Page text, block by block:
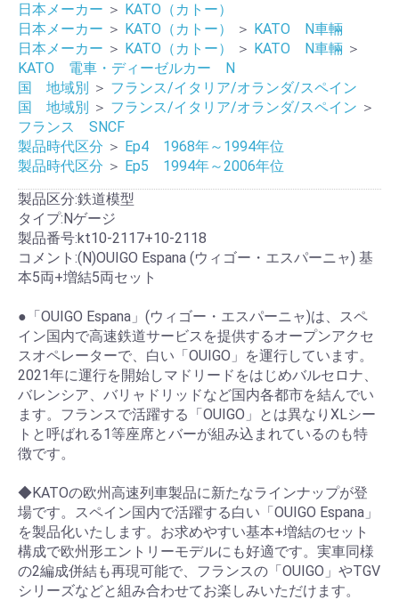
日本メーカー ＞ KATO（カトー）
日本メーカー ＞ KATO（カトー） ＞ KATO N車輛
日本メーカー ＞ KATO（カトー） ＞ KATO N車輛 ＞
KATO 電車・ディーゼルカー N
国 地域別
＞ フランス/イタリア/オランダ/スペイン
国 地域別
＞ フランス/イタリア/オランダ/スペイン ＞
フランス SNCF
製品時代区分 ＞ Ep4 1968年～1994年位
製品時代区分 ＞ Ep5 1994年～2006年位
製品区分:鉄道模型
タイプ:Nゲージ
製品番号:kt10-2117+10-2118
コメント:(N)OUIGO Espana (ウィゴー・エスパーニャ) 基
本5両+増結5両セット
●「OUIGO Espana」(ウィゴー・エスパーニャ)は、スペ
イン国内で高速鉄道サービスを提供するオープンアクセ
スオペレーターで、白い「OUIGO」を運行しています。
2021年に運行を開始しマドリードをはじめバルセロナ、
バレンシア、バリャドリッドなど国内各都市を結んでい
ます。フランスで活躍する「OUIGO」とは異なりXLシー
トと呼ばれる1等座席とバーが組み込まれているのも特
徴です。
◆KATOの欧州高速列車製品に新たなラインナップが登
場です。スペイン国内で活躍する白い「OUIGO Espana」
を製品化いたします。お求めやすい基本+増結のセット
構成で欧州形エントリーモデルにも好適です。実車同様
の2編成併結も再現可能で、フランスの「OUIGO」やTGV
シリーズなどと組み合わせてお楽しみいただけます。